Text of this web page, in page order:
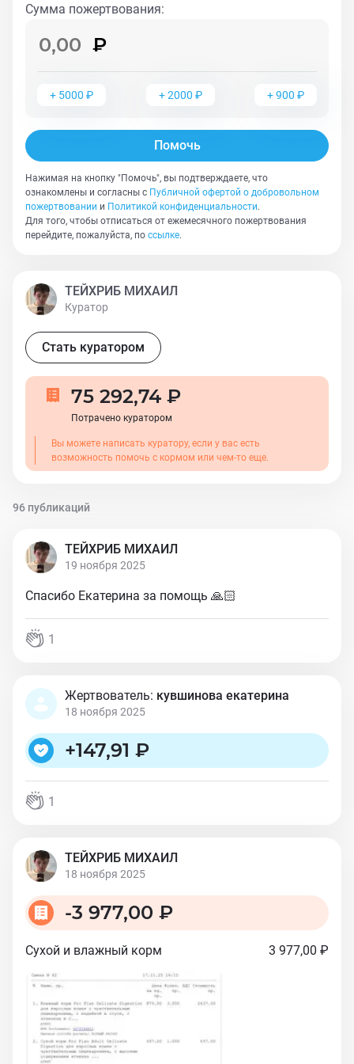
Сумма пожертвования:
+ 5000 ₽ +2000 ₽ +900 ₽
Помочь
Нажимая на кнопку "Помочь", вы подтверждаете, что
ознакомлены и согласны с Публичной офертой о добровольном
пожертвовании и Политикой конфиденциальности.
Для того, чтобы отписаться от ежемесячного пожертвования
перейдите, пожалуйста, по ссылке.
ТЕЙХРИБ МИХАИЛ
Куратор
Стать куратором
75 292,74 ₽
Потрачено куратором
Вы можете написать куратору, если у вас есть
возможность помочь с кормом или чем-то еще.
96 публикаций
ТЕЙХРИБ МИХАИЛ
19 ноября 2025
Спасибо Екатерина за помощь 🙏🏻
1
Жертвователь: кувшинова екатерина
18 ноября 2025
+147,91 ₽
1
ТЕЙХРИБ МИХАИЛ
18 ноября 2025
-3 977,00 ₽
Сухой и влажный корм 3 977,00 ₽